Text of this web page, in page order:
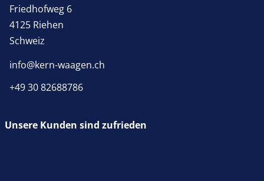
Friedhofweg 6
4125 Riehen
Schweiz
info@kern-waagen.ch
+49 30 82688786
Unsere Kunden sind zufrieden